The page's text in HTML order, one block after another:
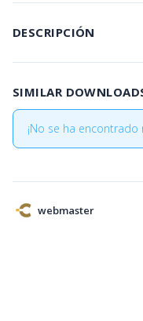
DESCRIPCIÓN
SIMILAR
¡No se ha
webmaster